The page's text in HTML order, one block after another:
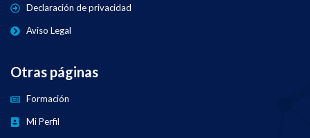
Declaración de privacidad
Aviso Legal
Otras páginas
Formación
Mi Perfil